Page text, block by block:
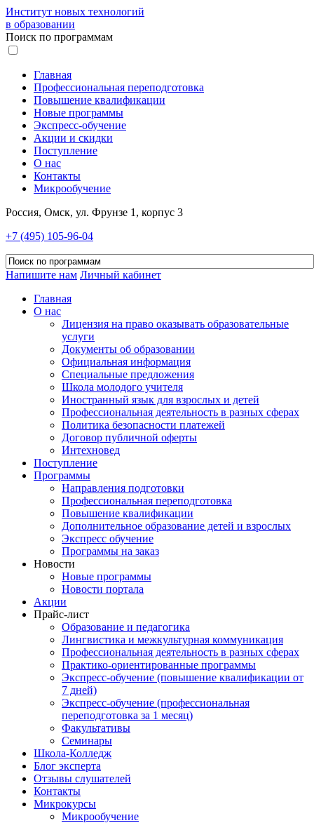
Институт новых технологий
в образовании
Поиск по программам
Главная
Профессиональная переподготовка
Повышение квалификации
Новые программы
Экспресс-обучение
Акции и скидки
Поступление
О нас
Контакты
Микрообучение
Россия, Омск, ул. Фрунзе 1, корпус 3
+7 (495) 105-96-04
Напишите нам Личный кабинет
Главная
О нас
Лицензия на право оказывать образовательные
услуги
Документы об образовании
Официальная информация
Специальные предложения
Школа молодого учителя
Иностранный язык для взрослых и детей
Профессиональная деятельность в разных сферах
Политика безопасности платежей
Договор публичной оферты
Интехновед
Поступление
Программы
Направления подготовки
Профессиональная переподготовка
Повышение квалификации
Дополнительное образование детей и взрослых
Экспресс обучение
Программы на заказ
Новости
Новые программы
Новости портала
Акции
Прайс-лист
Образование и педагогика
Лингвистика и межкультурная коммуникация
Профессиональная деятельность в разных сферах
Практико-ориентированные программы
Экспресс-обучение (повышение квалификации от
7 дней)
Экспресс-обучение (профессиональная
переподготовка за 1 месяц)
Факультативы
Семинары
Школа-Колледж
Блог эксперта
Отзывы слушателей
Контакты
Микрокурсы
Микрообучение